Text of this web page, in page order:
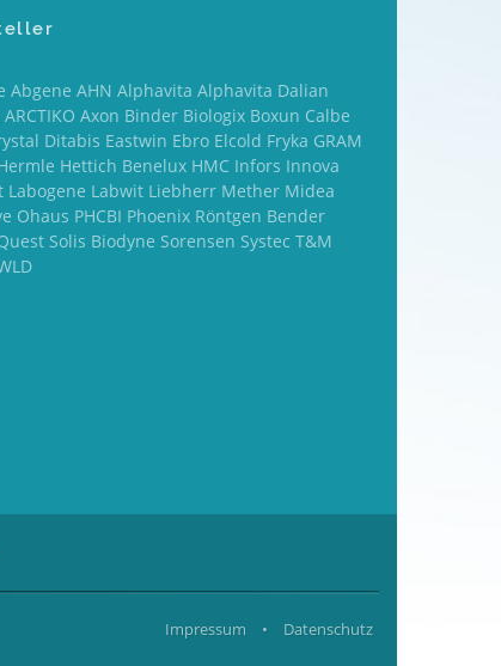
Abgene AHN Alphavita Alphavita Dalian
Axon Binder Biologix Boxun Calbe
Ditabis Eastwin Ebro Elcold Fryka GRAM
Hettich Benelux HMC Infors Innova
Labogene Labwit Liebherr Mether Midea
Ohaus PHCBI Phoenix Röntgen Bender
Solis Biodyne Sorensen Systec T&M
Impressum • Datenschutz